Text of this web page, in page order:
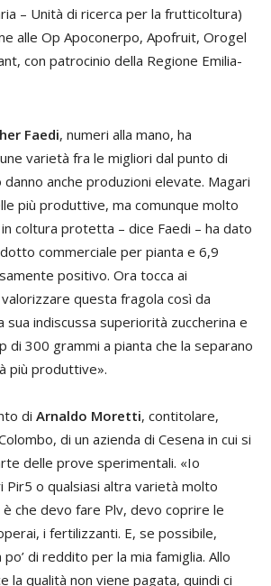
– Unità di ricerca per la frutticoltura)
alle Op Apoconerpo, Apofruit, Orogel
con patrocinio della Regione Emilia-
Faedi, numeri alla mano, ha
varietà fra le migliori dal punto di
anche produzioni elevate. Magari
più produttive, ma comunque molto
coltura protetta – dice Faedi – ha dato
commerciale per pianta e 6,9
positivo. Ora tocca ai
questa fragola così da
sua indiscussa superiorità zuccherina e
di 300 grammi a pianta che la separano
più produttive».
di Arnaldo Moretti, contitolare,
di un azienda di Cesena in cui si
delle prove sperimentali. «Io
o qualsiasi altra varietà molto
che devo fare Plv, devo coprire le
i fertilizzanti. E, se possibile,
di reddito per la mia famiglia. Allo
la qualità non viene pagata, quindi ci